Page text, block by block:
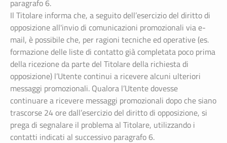
paragrafo 6.
Il Titolare informa che, a seguito dell’esercizio del diritto di
opposizione all'invio di comunicazioni promozionali via e-
mail, è possibile che, per ragioni tecniche ed operative (es.
formazione delle liste di contatto già completata poco prima
della ricezione da parte del Titolare della richiesta di
opposizione) l’Utente continui a ricevere alcuni ulteriori
messaggi promozionali. Qualora l’Utente dovesse
continuare a ricevere messaggi promozionali dopo che siano
trascorse 24 ore dall’esercizio del diritto di opposizione, si
prega di segnalare il problema al Titolare, utilizzando i
contatti indicati al successivo paragrafo 6.